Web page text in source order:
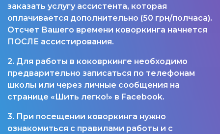
заказать услугу ассистента, которая
оплачивается дополнительно (50 грн/полчаса).
Отсчет Вашего времени коворкинга начнется
ПОСЛЕ ассистирования.
2. Для работы в коковркинге необходимо
предварительно записаться по телефонам
школы или через личные сообщения на
странице «Шить легко!» в Facebook.
3. При посещении коворкинга нужно
ознакомиться с правилами работы и с